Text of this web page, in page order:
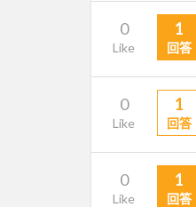
0
Like
1
回答
0
Like
1
回答
0
Like
1
回答